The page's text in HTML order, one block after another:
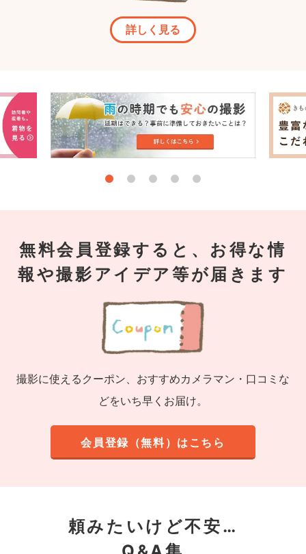
詳しく見る
無料会員登録すると、お得な情
報や撮影アイデア等が届きます
撮影に使えるクーポン、おすすめカメラマン・口コミな
どをいち早くお届け。
会員登録（無料）はこちら
頼みたいけど不安…